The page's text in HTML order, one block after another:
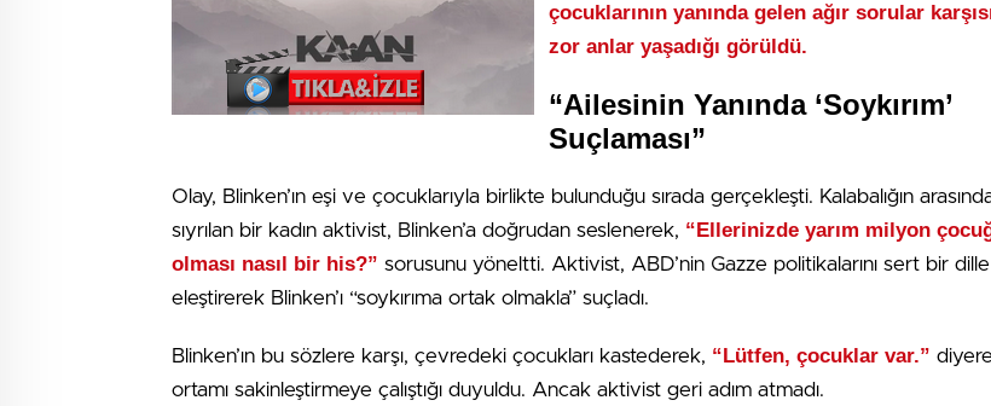
çocuklarının yanında gelen ağır sorular
zor anlar yaşadığı görüldü.
“Ailesinin Yanında ‘Soykırım’
Suçlaması”
Olay, Blinken’ın eşi ve çocuklarıyla birlikte bulunduğu sırada gerçekleşti. Kalabalığın
sıyrılan bir kadın aktivist, Blinken’a doğrudan seslenerek, “Ellerinizde yarım milyon
olması nasıl bir his?” sorusunu yöneltti. Aktivist, ABD’nin Gazze politikalarını sert bir dille
eleştirerek Blinken’ı “soykırıma ortak olmakla” suçladı.
Blinken’ın bu sözlere karşı, çevredeki çocukları kastederek, “Lütfen, çocuklar var.”
ortamı sakinleştirmeye çalıştığı duyuldu. Ancak aktivist geri adım atmadı.